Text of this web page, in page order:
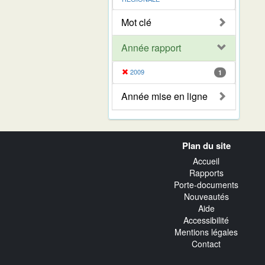
Mot clé
Année rapport
2009 1
Année mise en ligne
Plan du site
Accueil
Rapports
Porte-documents
Nouveautés
Aide
Accessibilité
Mentions légales
Contact